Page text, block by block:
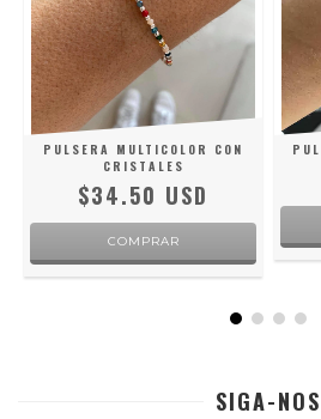
PULSERA MULTICOLOR CON
CRISTALES
$34.50 USD
SIGA-NOS